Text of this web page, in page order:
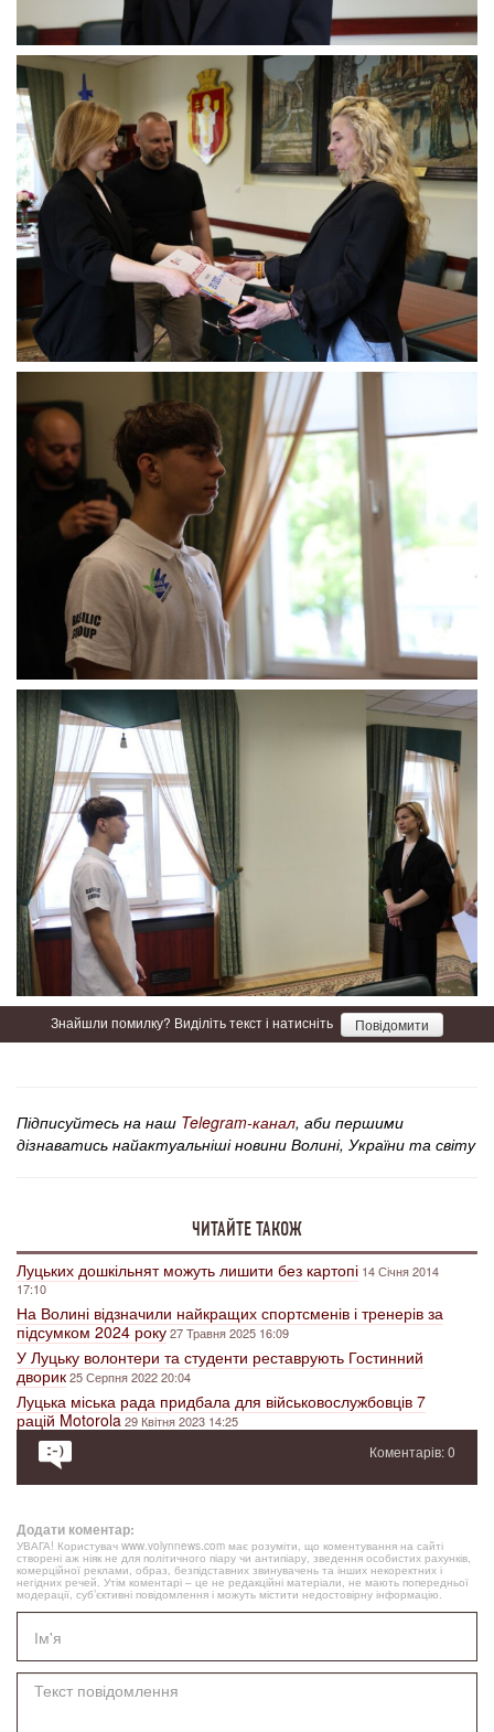
Знайшли помилку? Виділіть текст і натисніть Повідомити
Підписуйтесь на наш Telegram-канал, аби першими
дізнаватись найактуальніші новини Волині, України та світу
ЧИТАЙТЕ ТАКОЖ
Луцьких дошкільнят можуть лишити без картопі 14 Січня 2014
17:10
На Волині відзначили найкращих спортсменів і тренерів за
підсумком 2024 року27 Травня 2025 16:09
У Луцьку волонтери та студенти реставрують Гостинний
дворик25 Серпня 2022 20:04
Луцька міська рада придбала для військовослужбовців 7
рацій Motorola29 Квітня 2023 14:25
Коментарів: 0
Додати коментар:
УВАГА! Користувач www.volynnews.com має розуміти, що коментування на сайті
створені аж ніяк не для політичного піару чи антипіару, зведення особистих рахунків,
комерційної реклами, образ, безпідставних звинувачень та інших некоректних і
негідних речей. Утім коментарі – це не редакційні матеріали, не мають попередньої
модерації, суб’єктивні повідомлення і можуть містити недостовірну інформацію.